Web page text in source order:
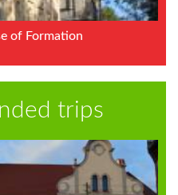
of Formation
trips